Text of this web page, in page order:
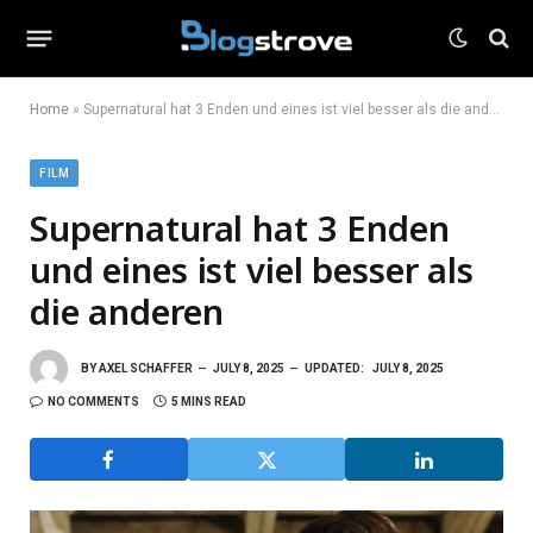
Home » Supernatural hat 3 Enden und eines ist viel besser als die anderen
FILM
Supernatural hat 3 Enden
und eines ist viel besser als
die anderen
BYAXEL SCHAFFER JULY 8, 2025 UPDATED: JULY 8, 2025
NO COMMENTS 5 MINS READ